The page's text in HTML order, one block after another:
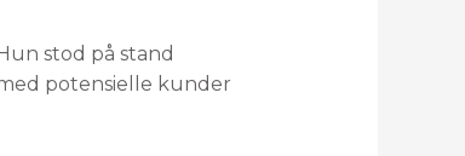
stod på stand
potensielle kunder